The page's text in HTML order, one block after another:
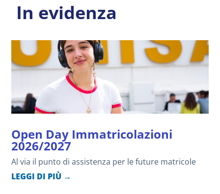
In evidenza
Open Day Immatricolazioni
2026/2027
Al via il punto di assistenza per le future matricole
LEGGI DI PIÙ →